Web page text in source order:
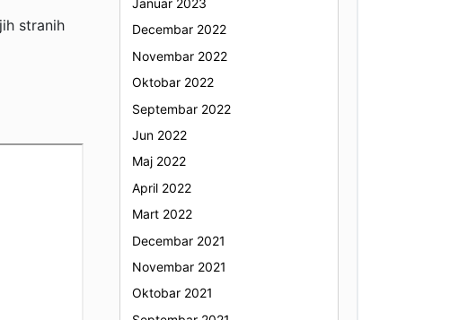
stranih
Januar 2023
Decembar 2022
Novembar 2022
Oktobar 2022
Septembar 2022
Jun 2022
Maj 2022
April 2022
Mart 2022
Decembar 2021
Novembar 2021
Oktobar 2021